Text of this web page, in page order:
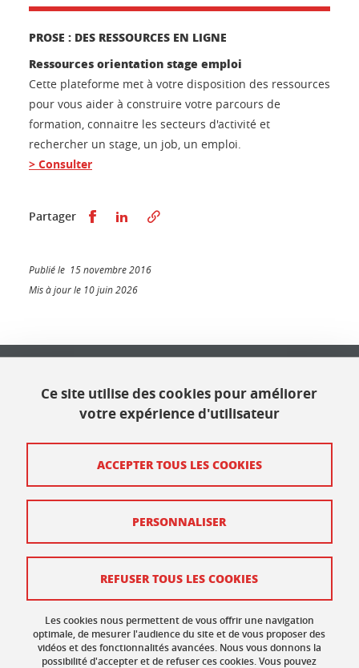
PROSE : DES RESSOURCES EN LIGNE
Ressources orientation stage emploi
Cette plateforme met à votre disposition des ressources
pour vous aider à construire votre parcours de
formation, connaitre les secteurs d'activité et
rechercher un stage, un job, un emploi.
> Consulter
Partager Partager sur Facebook
Partager sur LinkedIn
Publié le 15 novembre 2016
Mis à jour le 10 juin 2026
621 avenue Centrale
38400 Saint Martin d'Hères
Plan du site
Données personnelles
Gestion des cookies
Accessibilité : non conforme
Ce site utilise des cookies pour améliorer
votre expérience d'utilisateur
Les cookies nous permettent de vous offrir une navigation
optimale, de mesurer l'audience du site et de vous proposer des
vidéos et des fonctionnalités avancées. Nous vous donnons la
possibilité d'accepter et de refuser ces cookies. Vous pouvez
ACCEPTER TOUS LES COOKIES
REFUSER TOUS LES COOKIES
PERSONNALISER